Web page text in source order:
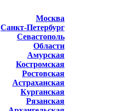
Москва
Санкт-Петербург
Севастополь
Области
Амурская
Костромская
Ростовская
Астраханская
Курганская
Рязанская